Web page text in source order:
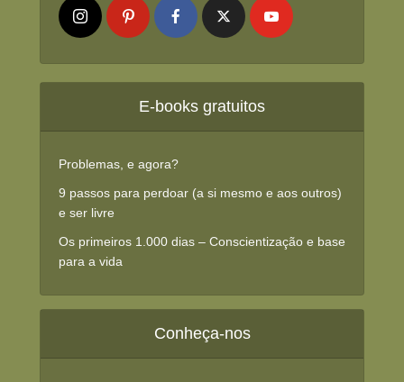
E-books gratuitos
Problemas, e agora?
9 passos para perdoar (a si mesmo e aos outros)
e ser livre
Os primeiros 1.000 dias – Conscientização e base
para a vida
Conheça-nos